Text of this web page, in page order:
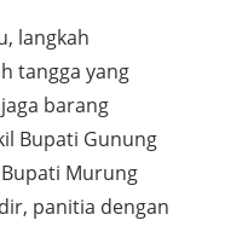
langkah
tangga yang
barang
Bupati Gunung
Murung
panitia dengan